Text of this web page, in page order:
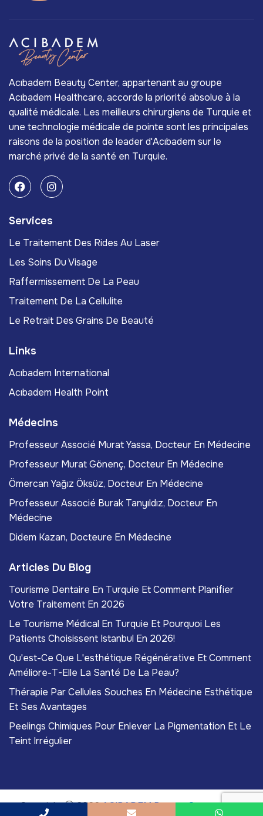
Acıbadem Beauty Center, appartenant au groupe
Acıbadem Healthcare, accorde la priorité absolue à la
qualité médicale. Les meilleurs chirurgiens de Turquie et
une technologie médicale de pointe sont les principales
raisons de la position de leader d'Acıbadem sur le
marché privé de la santé en Turquie.
Services
Le Traitement Des Rides Au Laser
Les Soins Du Visage
Raffermissement De La Peau
Traitement De La Cellulite
Le Retrait Des Grains De Beauté
Links
Acıbadem International
Acıbadem Health Point
Médecins
Professeur Associé Murat Yassa, Docteur En Médecine
Professeur Murat Gönenç, Docteur En Médecine
Ömercan Yağız Öksüz, Docteur En Médecine
Professeur Associé Burak Tanyıldız, Docteur En
Médecine
Didem Kazan, Docteure En Médecine
Articles Du Blog
Tourisme Dentaire En Turquie Et Comment Planifier
Votre Traitement En 2026
Le Tourisme Médical En Turquie Et Pourquoi Les
Patients Choisissent Istanbul En 2026!
Qu'est-Ce Que L'esthétique Régénérative Et Comment
Améliore-T-Elle La Santé De La Peau?
Thérapie Par Cellules Souches En Médecine Esthétique
Et Ses Avantages
Peelings Chimiques Pour Enlever La Pigmentation Et Le
Teint Irrégulier
Copyright 2026ACIBADEM Beauty Center. Tous